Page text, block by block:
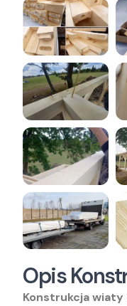
Opis
Konstrukcja